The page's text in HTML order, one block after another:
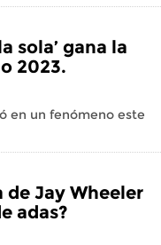
sola’ gana la
2023.
en un fenómeno este
de Jay Wheeler
adas?